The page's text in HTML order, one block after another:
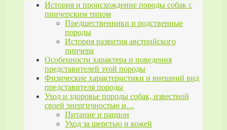
История и происхождение породы собак с
пинчерским типом
Предшественники и родственные
породы
История развития австрийского
пинчера
Особенности характера и поведения
представителей этой породы
Физические характеристики и внешний вид
представителя породы
Уход и здоровье породы собак, известной
своей энергичностью и…
Питание и рацион
Уход за шерстью и кожей